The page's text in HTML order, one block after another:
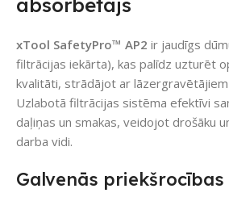
absorbētājs
xTool SafetyPro™ AP2 ir jaudīgs
filtrācijas iekārta), kas palīdz uzturēt
kvalitāti, strādājot ar
Uzlabotā filtrācijas sistēma efektīvi
daļiņas un smakas, veidojot drošāku
darba vidi.
Galvenās priekšrocības